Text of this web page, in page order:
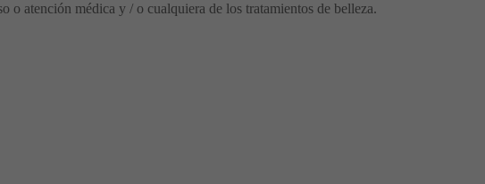
o atención médica y / o cualquiera de los tratamientos de belleza.